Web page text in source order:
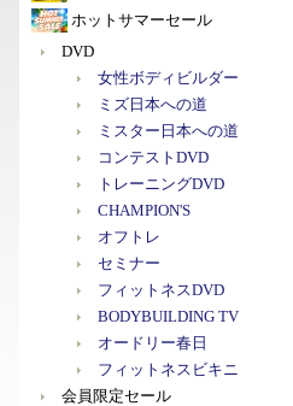
ホットサマーセール
DVD
女性ボディビルダー
ミズ日本への道
ミスター日本への道
コンテストDVD
トレーニングDVD
CHAMPION'S
オフトレ
セミナー
フィットネスDVD
BODYBUILDING TV
オードリー春日
フィットネスビキニ
会員限定セール